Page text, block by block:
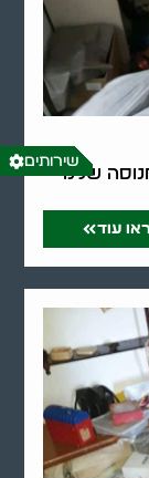
שלנו
עוד
שירותים